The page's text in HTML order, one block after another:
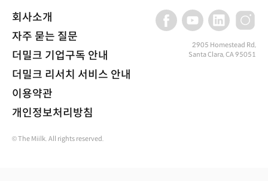
회사소개
자주 묻는 질문
더밀크 기업구독 안내
더밀크 리서치 서비스 안내
이용약관
개인정보처리방침
2905 Homestead Rd,
Santa Clara, CA 95051
© The Miilk. All rights reserved.